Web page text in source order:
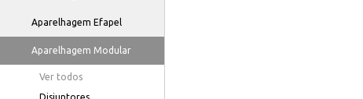
Aparelhagem Efapel
Aparelhagem Modular
Ver todos